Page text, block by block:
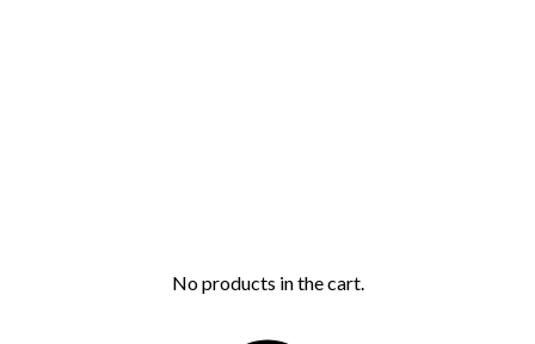
No products in the cart.